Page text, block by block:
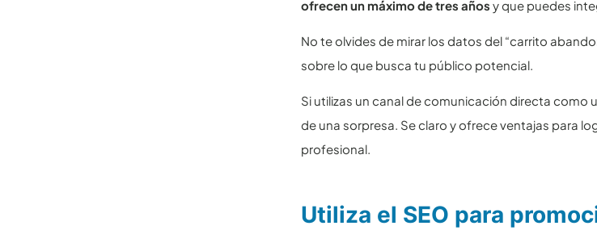
ofrecen un máximo de tres años y que puedes
No te olvides de mirar los datos del “carrito
sobre lo que busca tu público potencial.
Si utilizas un canal de comunicación directa como
de una sorpresa. Se claro y ofrece ventajas para
profesional.
Utiliza el SEO para